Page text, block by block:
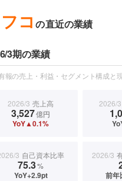
コの直近の業績
3期の業績
報の売上・利益・セグメント構成と
2026/3 売上高
3,527億円
YoY▲0.1%
2026/3
3 自己資本比率
75.3%
YoY+2.9pt
2026/3
前